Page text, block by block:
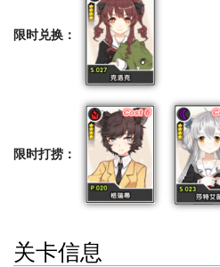
限时兑换：
限时打捞：
关卡信息